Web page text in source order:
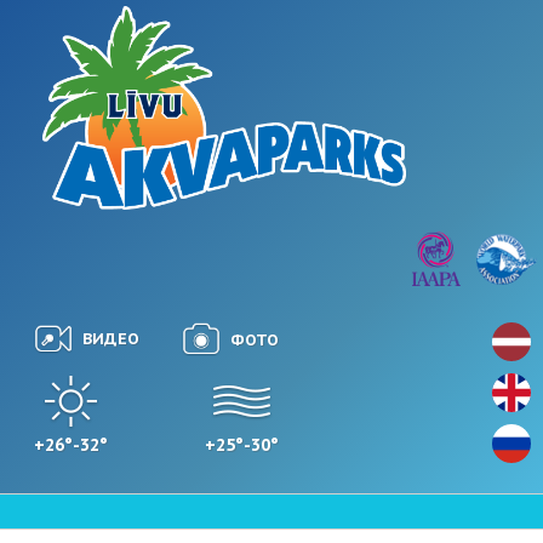
ВИДЕО ФОТО
+26°-32° +25°-30°